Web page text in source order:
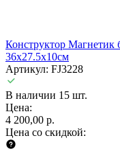
Конструктор Магнетик
36х27.5х10см
Артикул: FJ3228
В наличии 15 шт.
Цена:
4 200,00 р.
Цена со скидкой: